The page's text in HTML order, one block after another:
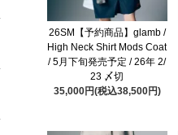
26SM【予約商品】glamb /
High Neck Shirt Mods Coat
/ 5月下旬発売予定 / 26年 2/
23 〆切
35,000円(税込38,500円)